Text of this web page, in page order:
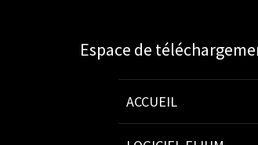
Espace de
ACCUEIL